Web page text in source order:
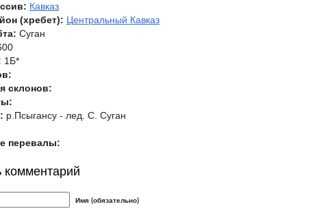
Кавказ
(хребет): Центральный Кавказ
Суган
1Б*
склонов:
р.Псыгансу - лед. С. Суган
перевалы:
комментарий
Имя (обязательно)